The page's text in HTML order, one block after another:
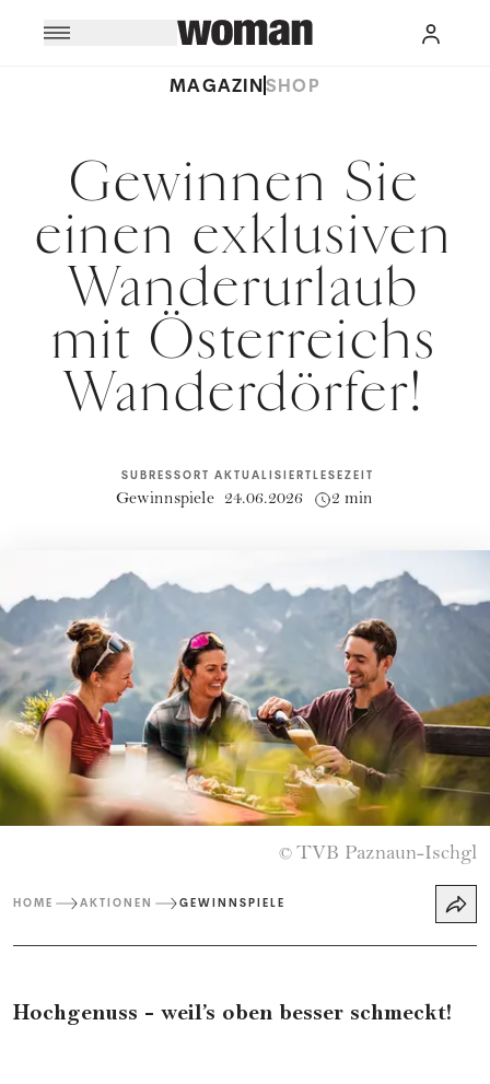
MAGAZINSHOP
Gewinnen Sie
einen exklusiven
Wanderurlaub
mit Österreichs
Wanderdörfer!
SUBRESSORT
Gewinnspiele
AKTUALISIERT
24.06.2026
LESEZEIT
2 min
© TVB Paznaun-Ischgl
HOME AKTIONEN GEWINNSPIELE
Hochgenuss - weil’s oben besser schmeckt!